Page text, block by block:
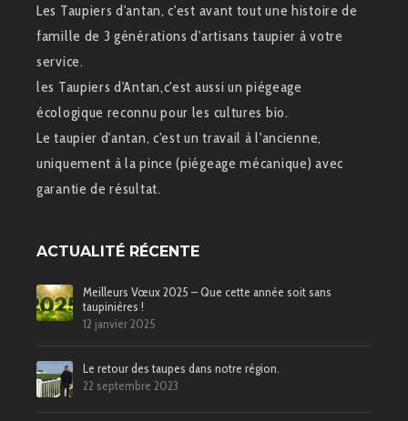
Les Taupiers d'antan, c'est avant tout une histoire de
famille de 3 générations d'artisans taupier à votre
service.
les Taupiers d'Antan,c'est aussi un piégeage
écologique reconnu pour les cultures bio.
Le taupier d'antan, c'est un travail à l'ancienne,
uniquement à la pince (piégeage mécanique) avec
garantie de résultat.
ACTUALITÉ RÉCENTE
Meilleurs Vœux 2025 – Que cette année soit sans
taupinières !
12 janvier 2025
Le retour des taupes dans notre région.
22 septembre 2023